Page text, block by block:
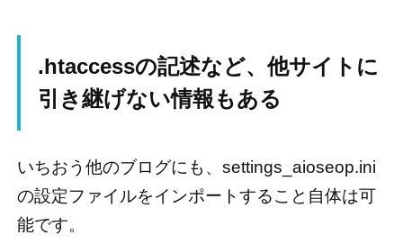
.htaccessの記述など、他サイトに
引き継げない情報もある
いちおう他のブログにも、settings_aioseop.ini
の設定ファイルをインポートすること自体は可
能です。